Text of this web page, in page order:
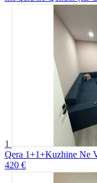
1
Qera 1+1+Kuzhine Ne
420 €